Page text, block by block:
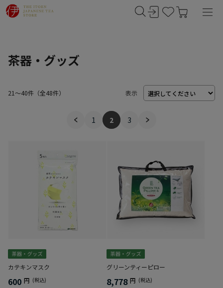
茶器・グッズ
表示
21～40件 （ 48件）
1 2 3
カテキンマスク
600 円 (税込)
グリーンティーピロー
8,778 円 (税込)